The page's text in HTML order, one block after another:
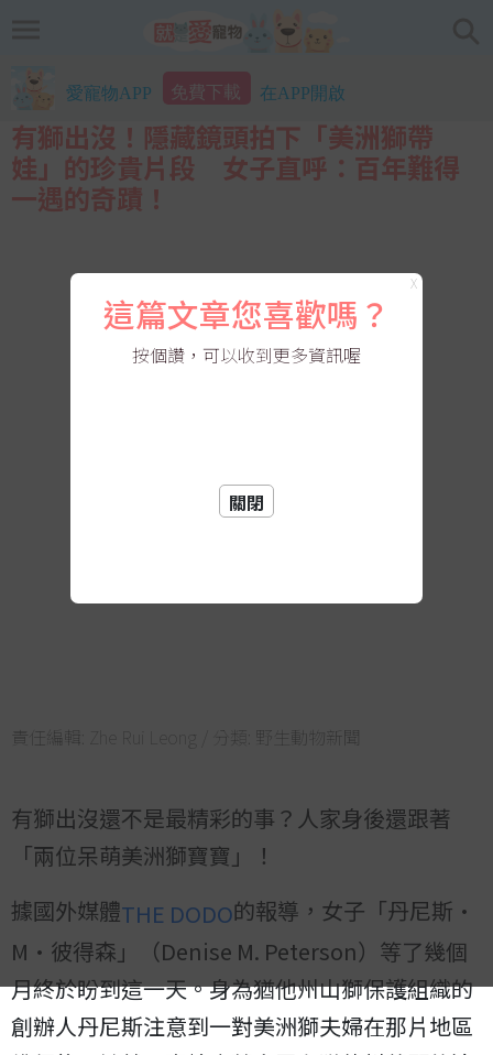
愛寵物APP 免費下載 在APP開啟
有獅出沒！隱藏鏡頭拍下「美洲獅帶
娃」的珍貴片段 女子直呼：百年難得
一遇的奇蹟！
責任編輯: Zhe Rui Leong / 分類: 野生動物新聞
有獅出沒還不是最精彩的事？人家身後還跟著
「兩位呆萌美洲獅寶寶」！
據國外媒體THE DODO的報導，女子「丹尼斯·
M·彼得森」（Denise M. Peterson）等了幾個
月終於盼到這一天。身為猶他州山獅保護組織的
創辦人丹尼斯注意到一對美洲獅夫婦在那片地區
X
這篇文章您喜歡嗎？
按個讚，可以收到更多資訊喔
關閉